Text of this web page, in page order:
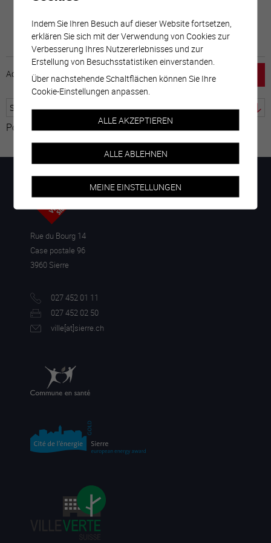
Accueil horaire emploi Mentions légales
Powered by Google Übersetzer
Rue du Bourg 14
Case postale 96
3960 Sierre
027 452 01 11
027 452 02 50
ville[at]sierre.ch
Indem Sie Ihren Besuch auf dieser Website fortsetzen,
erklären Sie sich mit der Verwendung von Cookies zur
Verbesserung Ihres Nutzererlebnisses und zur
Erstellung von Besuchsstatistiken einverstanden.
Über nachstehende Schaltflächen können Sie Ihre
Cookie-Einstellungen anpassen.
ALLE AKZEPTIEREN
ALLE ABLEHNEN
MEINE EINSTELLUNGEN